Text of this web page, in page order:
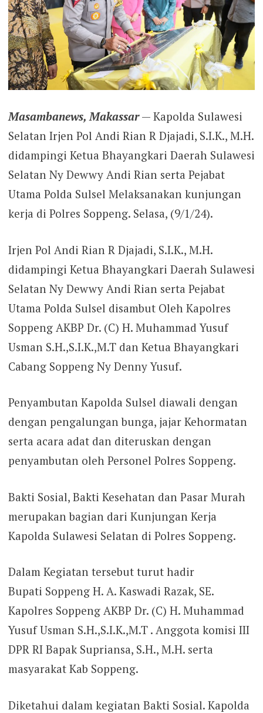
Masambanews, Makassar— Kapolda Sulawesi
Selatan Irjen Pol Andi Rian R Djajadi, S.I.K., M.H.
didampingi Ketua Bhayangkari Daerah Sulawesi
Selatan Ny Dewwy Andi Rian serta Pejabat
Utama Polda Sulsel Melaksanakan kunjungan
kerja di Polres Soppeng. Selasa, (9/1/24).
Irjen Pol Andi Rian R Djajadi, S.I.K., M.H.
didampingi Ketua Bhayangkari Daerah Sulawesi
Selatan Ny Dewwy Andi Rian serta Pejabat
Utama Polda Sulsel disambut Oleh Kapolres
Soppeng AKBP Dr. (C) H. Muhammad Yusuf
Usman S.H.,S.I.K.,M.T dan Ketua Bhayangkari
Cabang Soppeng Ny Denny Yusuf.
Penyambutan Kapolda Sulsel diawali dengan
dengan pengalungan bunga, jajar Kehormatan
serta acara adat dan diteruskan dengan
penyambutan oleh Personel Polres Soppeng.
Bakti Sosial, Bakti Kesehatan dan Pasar Murah
merupakan bagian dari Kunjungan Kerja
Kapolda Sulawesi Selatan di Polres Soppeng.
Dalam Kegiatan tersebut turut hadir
Bupati Soppeng H. A. Kaswadi Razak, SE.
Kapolres Soppeng AKBP Dr. (C) H. Muhammad
Yusuf Usman S.H.,S.I.K.,M.T . Anggota komisi III
DPR RI Bapak Supriansa, S.H., M.H. serta
masyarakat Kab Soppeng.
Diketahui dalam kegiatan Bakti Sosial. Kapolda